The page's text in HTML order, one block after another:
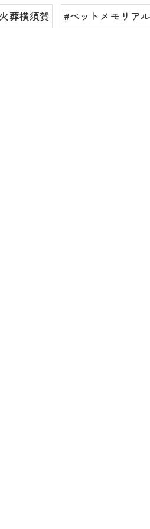
葬横須賀 #ペットメモリア